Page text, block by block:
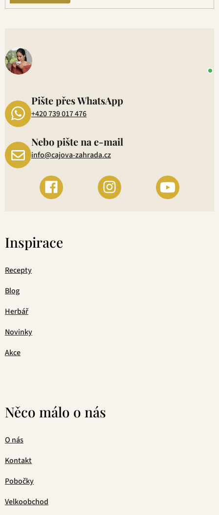
s
Pište přes WhatsApp
+420 739 017 476
Nebo pište na e-mail
info@cajova-zahrada.cz
Inspirace
Recepty
Blog
Herbář
Novinky
Akce
Něco málo o nás
O nás
Kontakt
Pobočky
Velkoobchod